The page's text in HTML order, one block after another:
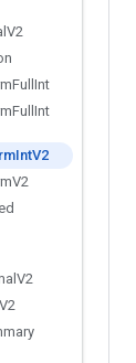
V2
Full Int
Full Int
IntV2
V2
V2
V2